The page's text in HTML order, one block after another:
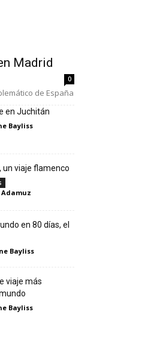
Madrid
0
de España
en Juchitán
Bayliss
un viaje flamenco
Adamuz
en 80 días, el
Bayliss
viaje más
Bayliss